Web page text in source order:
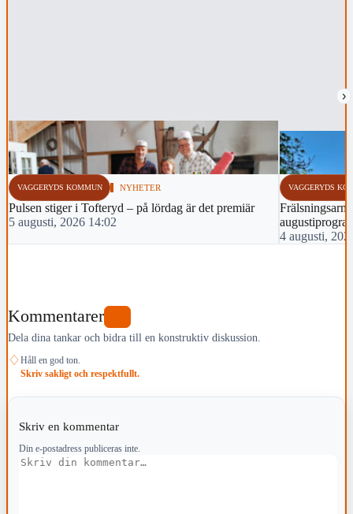
›
VAGGERYDS KOMMUN NYHETER
Pulsen stiger i Tofteryd – på lördag är det premiär
5 augusti, 2026 14:02
VAGGERYDS
4 augusti,
Kommentarer
Dela dina tankar och bidra till en konstruktiv diskussion.
♢ Håll en god ton.
Skriv sakligt och respektfullt.
Skriv en kommentar
Din e-postadress publiceras inte.
Kommentar